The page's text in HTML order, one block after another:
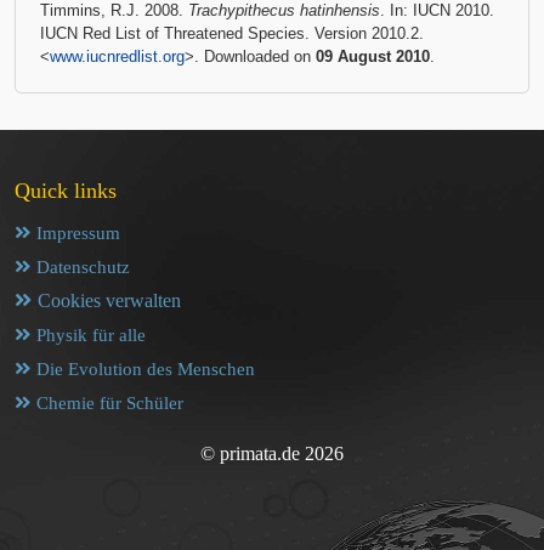
Timmins, R.J. 2008. Trachypithecus hatinhensis. In: IUCN 2010.
IUCN Red List of Threatened Species. Version 2010.2.
<www.iucnredlist.org>. Downloaded on 09 August 2010.
Quick links
Impressum
Datenschutz
Cookies verwalten
Physik für alle
Die Evolution des Menschen
Chemie für Schüler
© primata.de 2026